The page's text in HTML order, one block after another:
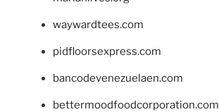
waywardtees.com
pidfloorsexpress.com
bancodevenezuelaen.com
bettermoodfoodcorporation.com